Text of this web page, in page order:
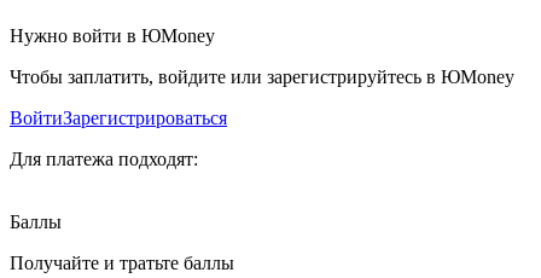
Нужно войти в ЮMoney
Чтобы заплатить, войдите или зарегистрируйтесь в ЮMoney
ВойтиЗарегистрироваться
Для платежа подходят:
Баллы
Получайте и тратьте баллы